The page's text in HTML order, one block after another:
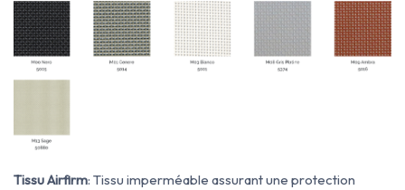
Tissu Airfirm: Tissu imperméable assurant une protection